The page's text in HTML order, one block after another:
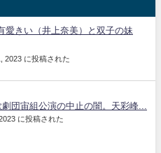
愛きい（井上奈美）と双子の妹
2023 に投稿された
団宙組公演の中止の闇。天彩峰...
に投稿された